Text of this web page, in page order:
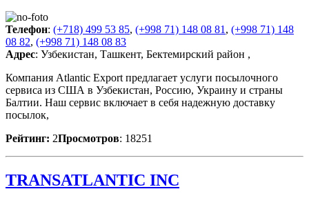
Телефон: (+718) 499 53 85, (+998 71) 148 08 81 , (+998 71) 148
08 82, (+998 71) 148 08 83
Адрес: Узбекистан, Ташкент, Бектемирский район ,
Компания Atlantic Export предлагает услуги посылочного
сервиса из США в Узбекистан, Россию, Украину и страны
Балтии. Наш сервис включает в себя надежную доставку
посылок,
Рейтинг: 2Просмотров: 18251
TRANSATLANTIC INC